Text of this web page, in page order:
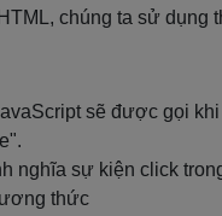
chúng ta sử dụng
sẽ được gọi khi
nghĩa sự kiện click
thức